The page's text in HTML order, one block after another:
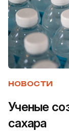
НОВОСТИ
Ученые
сахара